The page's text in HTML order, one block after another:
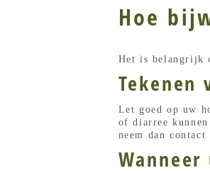
Hoe
Het is belangrijk
Tekenen
Let goed op uw
of diarree
neem dan